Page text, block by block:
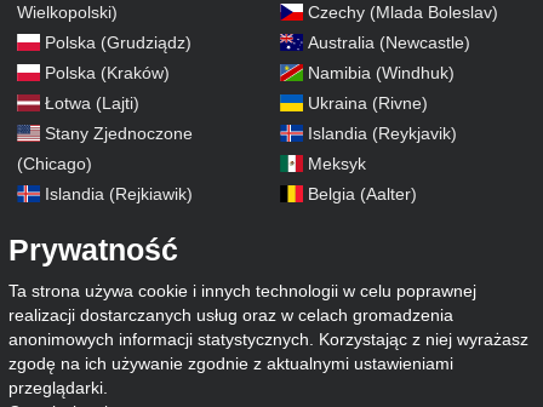
Wielkopolski)
Polska (Grudziądz)
Polska (Kraków)
Łotwa (Lajti)
Stany Zjednoczone
(Chicago)
Islandia (Rejkiawik)
Czechy (Mlada Boleslav)
Australia (Newcastle)
Namibia (Windhuk)
Ukraina (Rivne)
Islandia (Reykjavik)
Meksyk
Belgia (Aalter)
Prywatność
Ta strona używa cookie i innych technologii w celu poprawnej
realizacji dostarczanych usług oraz w celach gromadzenia
anonimowych informacji statystycznych. Korzystając z niej wyrażasz
zgodę na ich używanie zgodnie z aktualnymi ustawieniami
przeglądarki.